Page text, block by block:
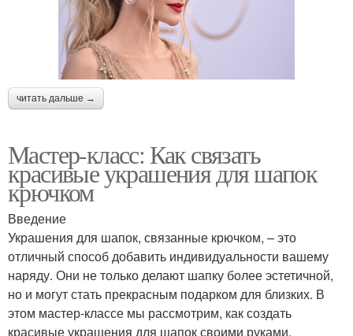
читать дальше →
Мастер-класс: Как связать
красивые украшения для шапок
крючком
Введение
Украшения для шапок, связанные крючком, – это
отличный способ добавить индивидуальности вашему
наряду. Они не только делают шапку более эстетичной,
но и могут стать прекрасным подарком для близких. В
этом мастер-классе мы рассмотрим, как создать
красивые украшения для шапок своими руками.